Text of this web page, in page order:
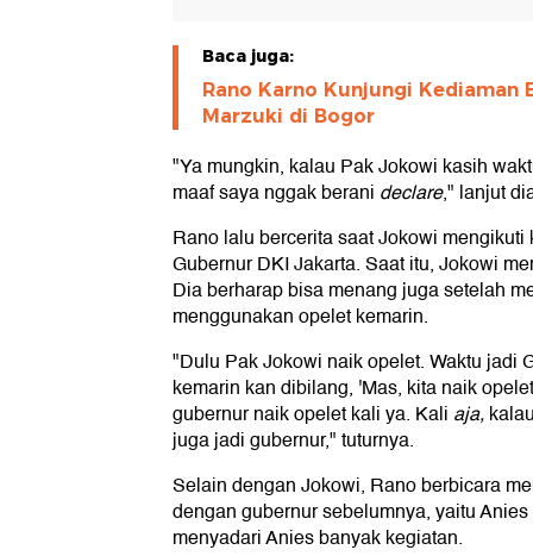
Baca juga:
Rano Karno Kunjungi Kediaman
Marzuki di Bogor
"Ya mungkin, kalau Pak Jokowi kasih
maaf saya nggak berani declare," lanjut
Rano lalu bercerita saat Jokowi
Gubernur DKI Jakarta. Saat itu, Jokowi
Dia berharap bisa menang juga setelah
menggunakan opelet kemarin.
"Dulu Pak Jokowi naik opelet. Waktu jadi
kemarin kan dibilang, 'Mas, kita naik
gubernur naik opelet kali ya. Kali aja,
juga jadi gubernur," tuturnya.
Selain dengan Jokowi, Rano berbicara
dengan gubernur sebelumnya, yaitu
menyadari Anies banyak kegiatan.